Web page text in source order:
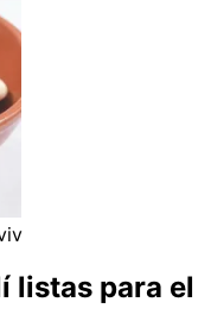
listas para el